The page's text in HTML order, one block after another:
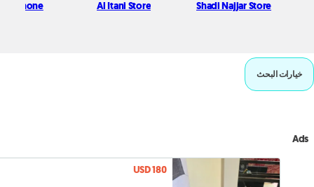
Shadi Najjar Store
Al Itani Store
Phone
خيارات البحث
Ads
USD 180